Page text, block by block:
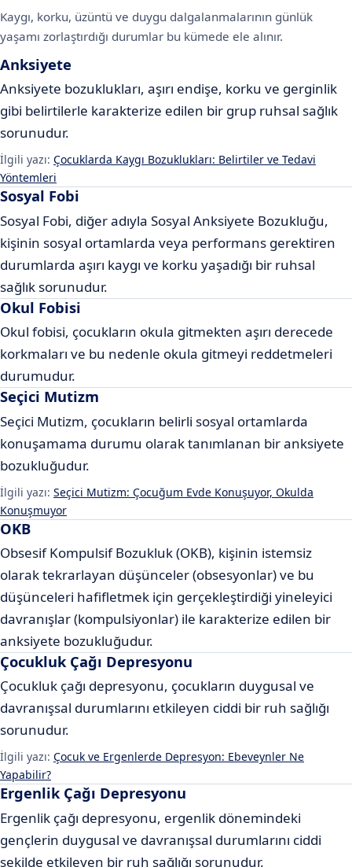
Kaygı, korku, üzüntü ve duygu dalgalanmalarının günlük
yaşamı zorlaştırdığı durumlar bu kümede ele alınır.
Anksiyete
Anksiyete bozuklukları, aşırı endişe, korku ve gerginlik
gibi belirtilerle karakterize edilen bir grup ruhsal sağlık
sorunudur.
İlgili yazı: Çocuklarda Kaygı Bozuklukları: Belirtiler ve Tedavi
Yöntemleri
Sosyal Fobi
Sosyal Fobi, diğer adıyla Sosyal Anksiyete Bozukluğu,
kişinin sosyal ortamlarda veya performans gerektiren
durumlarda aşırı kaygı ve korku yaşadığı bir ruhsal
sağlık sorunudur.
Okul Fobisi
Okul fobisi, çocukların okula gitmekten aşırı derecede
korkmaları ve bu nedenle okula gitmeyi reddetmeleri
durumudur.
Seçici Mutizm
Seçici Mutizm, çocukların belirli sosyal ortamlarda
konuşamama durumu olarak tanımlanan bir anksiyete
bozukluğudur.
İlgili yazı: Seçici Mutizm: Çocuğum Evde Konuşuyor, Okulda
Konuşmuyor
OKB
Obsesif Kompulsif Bozukluk (OKB), kişinin istemsiz
olarak tekrarlayan düşünceler (obsesyonlar) ve bu
düşünceleri hafifletmek için gerçekleştirdiği yineleyici
davranışlar (kompulsiyonlar) ile karakterize edilen bir
anksiyete bozukluğudur.
Çocukluk Çağı Depresyonu
Çocukluk çağı depresyonu, çocukların duygusal ve
davranışsal durumlarını etkileyen ciddi bir ruh sağlığı
sorunudur.
İlgili yazı: Çocuk ve Ergenlerde Depresyon: Ebeveynler Ne
Yapabilir?
Ergenlik Çağı Depresyonu
Ergenlik çağı depresyonu, ergenlik dönemindeki
gençlerin duygusal ve davranışsal durumlarını ciddi
şekilde etkileyen bir ruh sağlığı sorunudur.